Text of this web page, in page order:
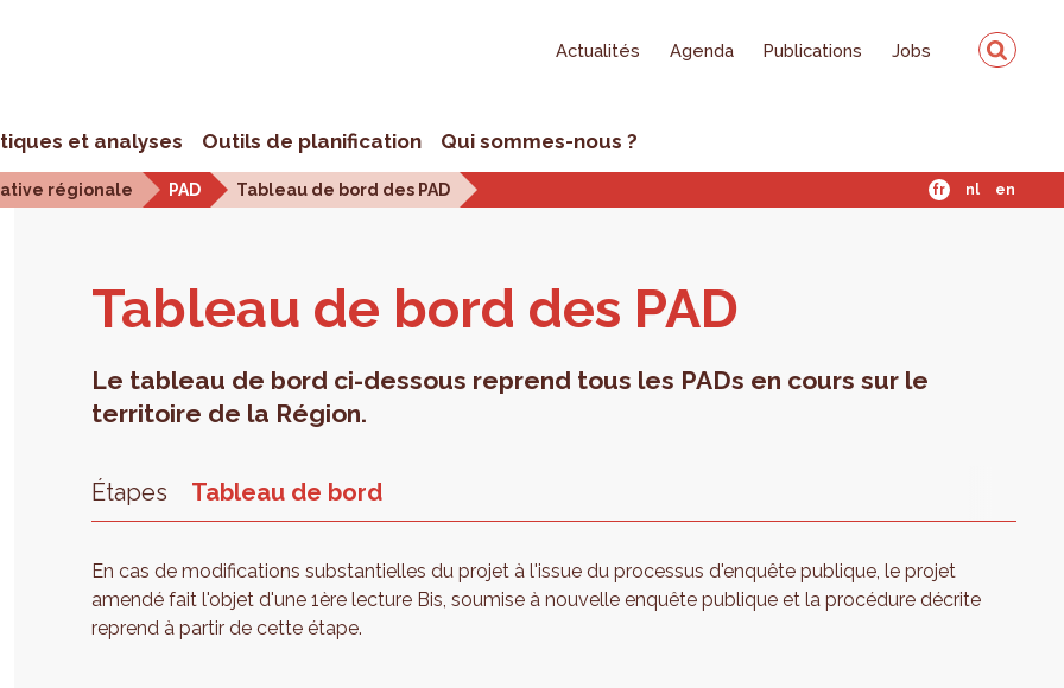
Actualités Agenda Publications Jobs
et analyses Outils de planification Qui sommes-nous ?
régionale PAD Tableau de bord des PAD fr nl en
Tableau de bord des PAD
Le tableau de bord ci-dessous reprend tous les PADs en cours sur le
territoire de la Région.
Étapes Tableau de bord
En cas de modifications substantielles du projet à l'issue du processus d'enquête publique, le projet
amendé fait l'objet d'une 1ère lecture Bis, soumise à nouvelle enquête publique et la procédure décrite
reprend à partir de cette étape.